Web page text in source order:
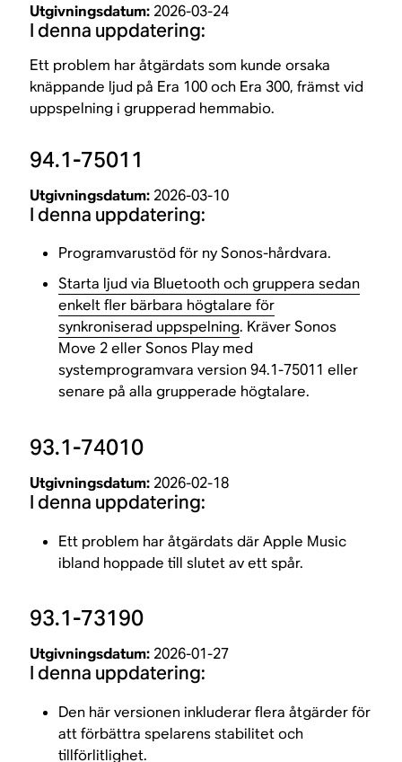
Utgivningsdatum: 2026-03-24
I denna uppdatering:
Ett problem har åtgärdats som kunde orsaka
knäppande ljud på Era 100 och Era 300, främst vid
uppspelning i grupperad hemmabio.
94.1-75011
Utgivningsdatum: 2026-03-10
I denna uppdatering:
Programvarustöd för ny Sonos-hårdvara.
Starta ljud via Bluetooth och gruppera sedan
enkelt fler bärbara högtalare för
synkroniserad uppspelning. Kräver Sonos
Move 2 eller Sonos Play med
systemprogramvara version 94.1-75011 eller
senare på alla grupperade högtalare.
93.1-74010
Utgivningsdatum: 2026-02-18
I denna uppdatering:
Ett problem har åtgärdats där Apple Music
ibland hoppade till slutet av ett spår.
93.1-73190
Utgivningsdatum: 2026-01-27
I denna uppdatering:
Den här versionen inkluderar flera åtgärder för
att förbättra spelarens stabilitet och
tillförlitlighet.